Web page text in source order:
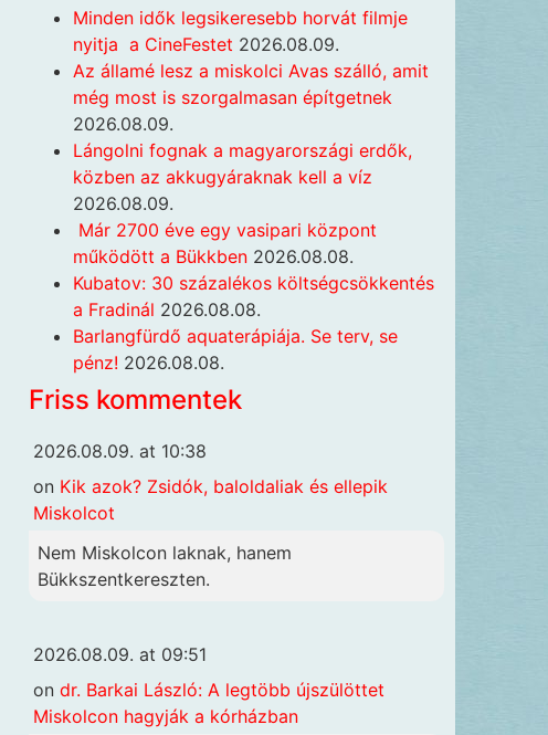
Minden idők legsikeresebb horvát filmje
nyitja a CineFestet 2026.08.09.
Az államé lesz a miskolci Avas szálló, amit
még most is szorgalmasan építgetnek
2026.08.09.
Lángolni fognak a magyarországi erdők,
közben az akkugyáraknak kell a víz
2026.08.09.
Már 2700 éve egy vasipari központ
működött a Bükkben 2026.08.08.
Kubatov: 30 százalékos költségcsökkentés
a Fradinál 2026.08.08.
Barlangfürdő aquaterápiája. Se terv, se
pénz! 2026.08.08.
Friss kommentek
2026.08.09. at 10:38
on Kik azok? Zsidók, baloldaliak és ellepik
Miskolcot
Nem Miskolcon laknak, hanem
Bükkszentkereszten.
2026.08.09. at 09:51
on dr. Barkai László: A legtöbb újszülöttet
Miskolcon hagyják a kórházban